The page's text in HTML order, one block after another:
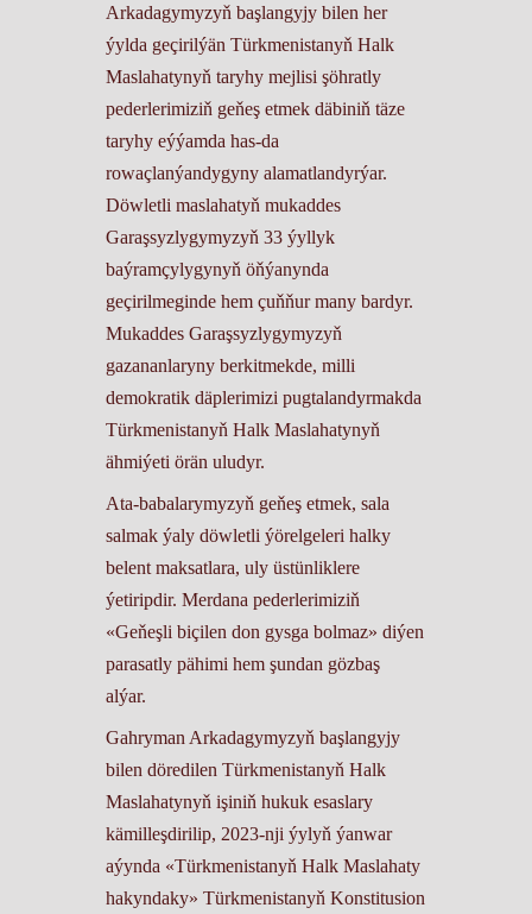
Arkadagymyzyň başlangyjy bilen her
ýylda geçirilýän Türkmenistanyň Halk
Maslahatynyň taryhy mejlisi şöhratly
pederlerimiziň geňeş etmek däbiniň täze
taryhy eýýamda has-da
rowaçlanýandygyny alamatlandyrýar.
Döwletli maslahatyň mukaddes
Garaşsyzlygymyzyň 33 ýyllyk
baýramçylygynyň öňýanynda
geçirilmeginde hem çuňňur many bardyr.
Mukaddes Garaşsyzlygymyzyň
gazananlaryny berkitmekde, milli
demokratik däplerimizi pugtalandyrmakda
Türkmenistanyň Halk Maslahatynyň
ähmiýeti örän uludyr.
Ata-babalarymyzyň geňeş etmek, sala
salmak ýaly döwletli ýörelgeleri halky
belent maksatlara, uly üstünliklere
ýetiripdir. Merdana pederlerimiziň
«Geňeşli biçilen don gysga bolmaz» diýen
parasatly pähimi hem şundan gözbaş
alýar.
Gahryman Arkadagymyzyň başlangyjy
bilen döredilen Türkmenistanyň Halk
Maslahatynyň işiniň hukuk esaslary
kämilleşdirilip, 2023-nji ýylyň ýanwar
aýynda «Türkmenistanyň Halk Maslahaty
hakyndaky» Türkmenistanyň Konstitusion